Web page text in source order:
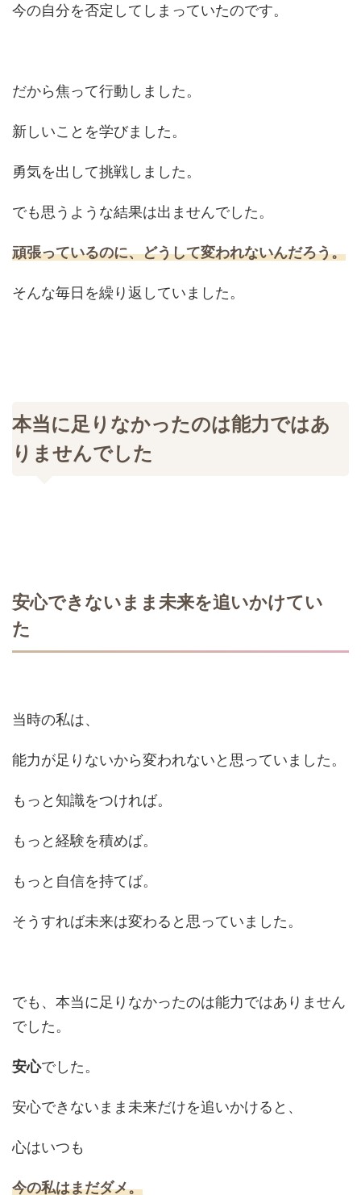
今の自分を否定してしまっていたのです。
だから焦って行動しました。
新しいことを学びました。
勇気を出して挑戦しました。
でも思うような結果は出ませんでした。
頑張っているのに、どうして変われないんだろう。
そんな毎日を繰り返していました。
本当に足りなかったのは能力ではあ
りませんでした
安心できないまま未来を追いかけてい
た
当時の私は、
能力が足りないから変われないと思っていました。
もっと知識をつければ。
もっと経験を積めば。
もっと自信を持てば。
そうすれば未来は変わると思っていました。
でも、本当に足りなかったのは能力ではありません
でした。
安心でした。
安心できないまま未来だけを追いかけると、
心はいつも
今の私はまだダメ。